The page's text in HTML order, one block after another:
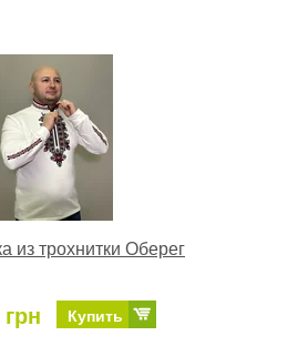
из трохнитки Оберег
Купить